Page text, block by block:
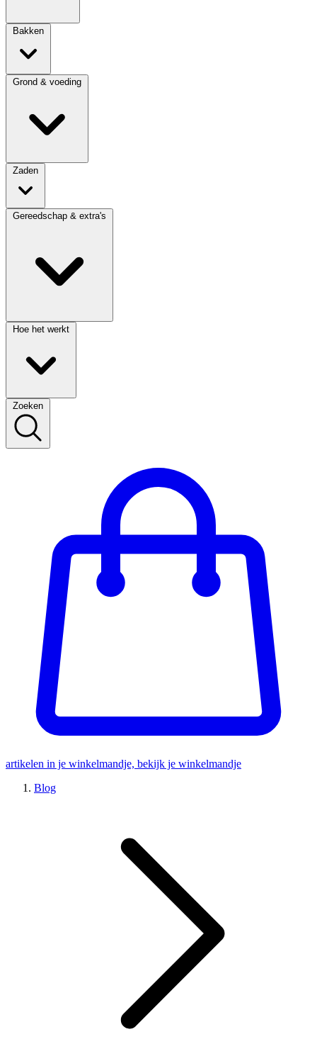
Bakken
Grond & voeding
Zaden
Gereedschap & extra's
Hoe het werkt
Zoeken
artikelen in je winkelmandje, bekijk je winkelmandje
Blog